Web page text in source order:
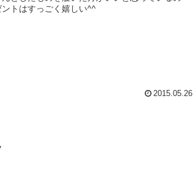
トはすっごく嬉しい^^
2015.05.26